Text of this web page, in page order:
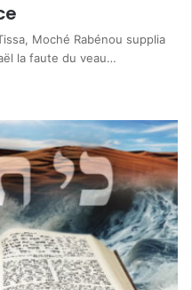
Moché Rabénou supplia
la faute du veau…